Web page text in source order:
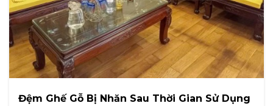
Đệm Ghế Gỗ Bị Nhăn Sau Thời Gian Sử Dụng